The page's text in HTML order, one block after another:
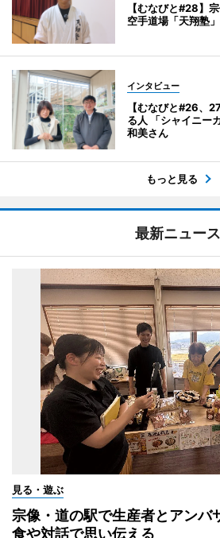
【むなびと#28】
空手道場「天翔塾
インタビュー
【むなびと#26、
る人 「シャイニー
和美さん
もっと見る
最新ニュース
見る・遊ぶ
宗像・道の駅で生産者とアン
食や対話で思い伝える